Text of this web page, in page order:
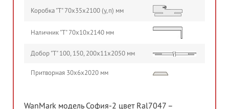
Коробка "Т" 70х35х2100 (у,п) мм
Наличник "Т" 70х10х2140 мм
Добор "Т" 100, 150, 200х11х2050 мм
Притворная 30х6х2020 мм
WanMark модель София-2 цвет Ral7047 –